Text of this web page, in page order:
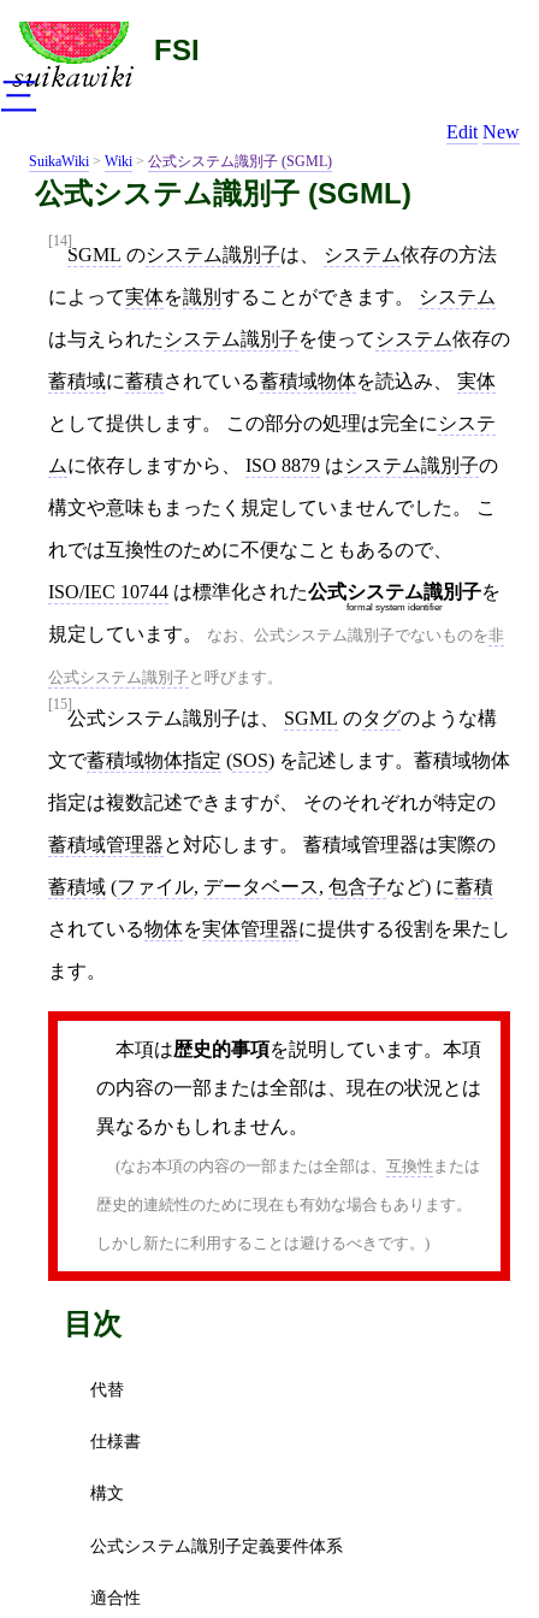
FSI
Edit New
SuikaWiki > Wiki > 公式システム識別子 (SGML)
公式システム識別子 (SGML)
[14]
SGML のシステム識別子は、 システム依存の方法
によって実体を識別 することができます。 システム
は与えられた システム識別子を使って システム依存の
蓄積域に蓄積されている蓄積域物体を読込み、 実体
として提供します。 この部分の処理は完全に システ
ムに依存しますから、 ISO 8879 はシステム識別子の
構文や意味もまったく規定していませんでした。 こ
れでは互換性のために不便なこともあるので、
ISO/IEC 10744 は標準化された公式システム識別子
formal system identifier
を
規定しています。 なお、公式システム識別子でないものを非
公式システム識別子 と呼びます。
[15]
公式システム識別子は、 SGML のタグのような構
文で蓄積域物体指定 (SOS) を記述します。蓄積域物体
指定は複数記述できますが、 そのそれぞれが特定の
蓄積域管理器と対応します。 蓄積域管理器は実際の
蓄積域 (ファイル, データベース, 包含子など) に蓄積
されている物体を実体管理器に提供する役割を果たし
ます。
本項は歴史的事項を説明しています。本項
の内容の一部または全部は、現在の状況とは
異なるかもしれません。
(なお本項の内容の一部または全部は、 互換性 または
歴史的連続性のために現在も有効な場合もあります。
しかし新たに利用することは避けるべきです。)
目次
代替
仕様書
構文
公式システム識別子定義要件体系
適合性
三